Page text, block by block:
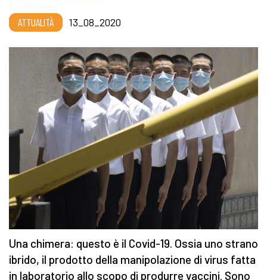
ATTUALITÀ 13_08_2020
Una chimera: questo è il Covid-19. Ossia uno strano
ibrido, il prodotto della manipolazione di virus fatta
in laboratorio allo scopo di produrre vaccini. Sono